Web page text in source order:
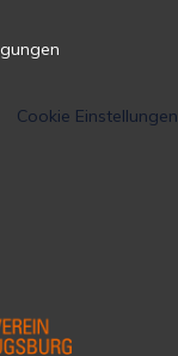
Cookie Einstellungen